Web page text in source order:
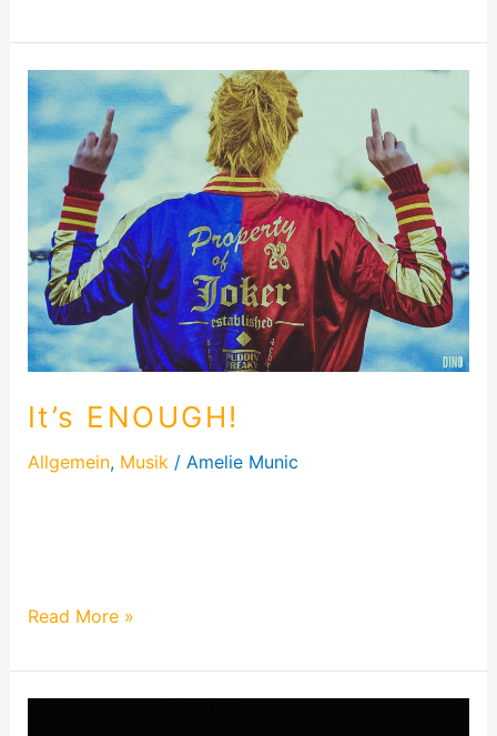
It’s ENOUGH!
Allgemein, Musik / Amelie Munic
It’s
ENOUGH!
Read More »